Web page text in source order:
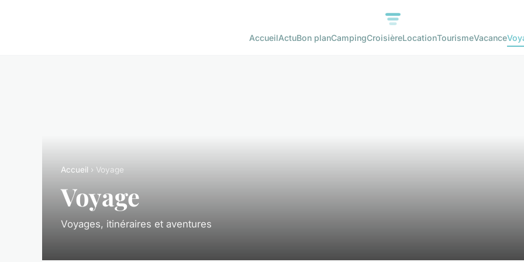
AccueilActuBon planCampingCroisièreLocationTourismeVacance
Accueil › Voyage
Voyage
Voyages, itinéraires et aventures